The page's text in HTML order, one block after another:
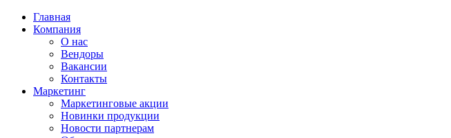
Главная
Компания
О нас
Вендоры
Вакансии
Контакты
Маркетинг
Маркетинговые акции
Новинки продукции
Новости партнерам